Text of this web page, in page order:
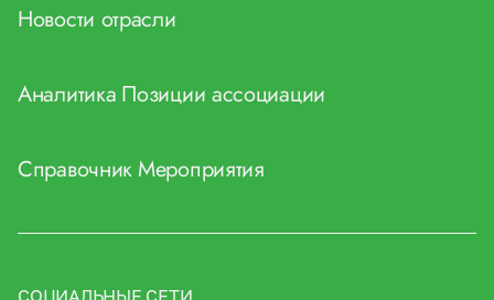
Новости отрасли
Аналитика Позиции ассоциации
СправочникМероприятия
СОЦИАЛЬНЫЕ СЕТИ